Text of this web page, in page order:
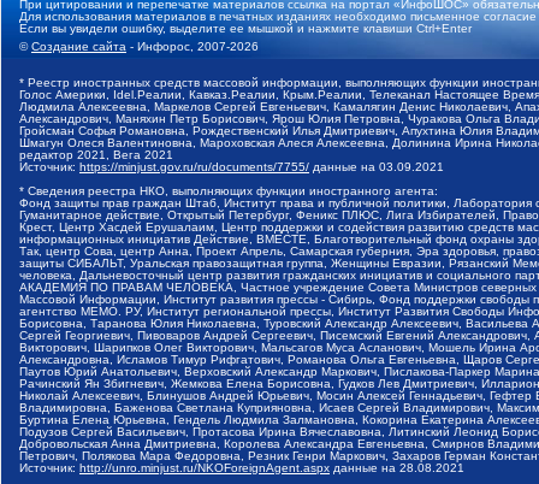
При цитировании и перепечатке материалов ссылка на портал «ИнфоШОС»
Для использования материалов в печатных изданиях необходимо письменное
Если вы увидели ошибку, выделите ее мышкой и нажмите клавиши Ctrl+Enter
©Создание сайта - Инфорос, 2007-2026
* Реестр иностранных средств массовой информации, выполняющих функции
Голос Америки, Idel.Реалии, Кавказ.Реалии, Крым.Реалии, Телеканал Настоящее
Людмила Алексеевна, Маркелов Сергей Евгеньевич, Камалягин Денис Николаевич,
Александрович, Маняхин Петр Борисович, Ярош Юлия Петровна, Чуракова Ольга
Гройсман Софья Романовна, Рождественский Илья Дмитриевич, Апухтина Юлия
Шмагун Олеся Валентиновна, Мароховская Алеся Алексеевна, Долинина Ирина
редактор 2021, Вега 2021
Источник: https://minjust.gov.ru/ru/documents/7755/ данные на 03.09.2021
* Сведения реестра НКО, выполняющих функции иностранного агента:
Фонд защиты прав граждан Штаб, Институт права и публичной политики,
Гуманитарное действие, Открытый Петербург, Феникс ПЛЮС, Лига Избирателей,
Крест, Центр Хасдей Ерушалаим, Центр поддержки и содействия развитию средств
информационных инициатив Действие, ВМЕСТЕ, Благотворительный фонд охраны
Так, центр Сова, центр Анна, Проект Апрель, Самарская губерния, Эра здоровья,
защиты СИБАЛЬТ, Уральская правозащитная группа, Женщины Евразии, Рязанский
человека, Дальневосточный центр развития гражданских инициатив и социального
АКАДЕМИЯ ПО ПРАВАМ ЧЕЛОВЕКА, Частное учреждение Совета Министров северных
Массовой Информации, Институт развития прессы - Сибирь, Фонд поддержки
агентство МЕМО. РУ, Институт региональной прессы, Институт Развития Свободы
Борисовна, Таранова Юлия Николаевна, Туровский Александр Алексеевич,
Сергей Георгиевич, Пивоваров Андрей Сергеевич, Писемский Евгений
Викторович, Шарипков Олег Викторович, Мальсагов Муса Асланович, Мошель Ирина
Александровна, Исламов Тимур Рифгатович, Романова Ольга Евгеньевна, Щаров
Паутов Юрий Анатольевич, Верховский Александр Маркович, Пислакова-Паркер
Рачинский Ян Збигневич, Жемкова Елена Борисовна, Гудков Лев Дмитриевич,
Николай Алексеевич, Блинушов Андрей Юрьевич, Мосин Алексей Геннадьевич,
Владимировна, Баженова Светлана Куприяновна, Исаев Сергей Владимирович,
Буртина Елена Юрьевна, Гендель Людмила Залмановна, Кокорина Екатерина
Подузов Сергей Васильевич, Протасова Ирина Вячеславовна, Литинский Леонид
Добровольская Анна Дмитриевна, Королева Александра Евгеньевна, Смирнов
Петрович, Полякова Мара Федоровна, Резник Генри Маркович, Захаров Герман
Источник: http://unro.minjust.ru/NKOForeignAgent.aspx данные на 28.08.2021